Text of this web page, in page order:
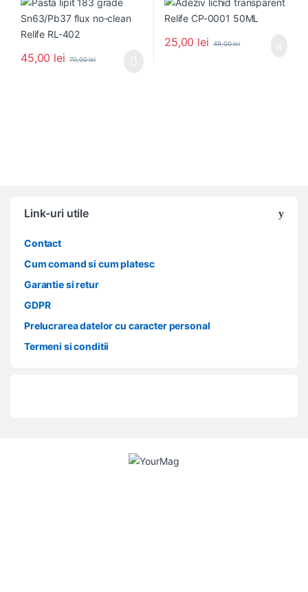
45,00 lei 70,00lei
25,00 lei 49,00lei
Link-uri utile
Contact
Cum comand si cum platesc
Garantie si retur
GDPR
Prelucrarea datelor cu caracter personal
Termeni si conditii